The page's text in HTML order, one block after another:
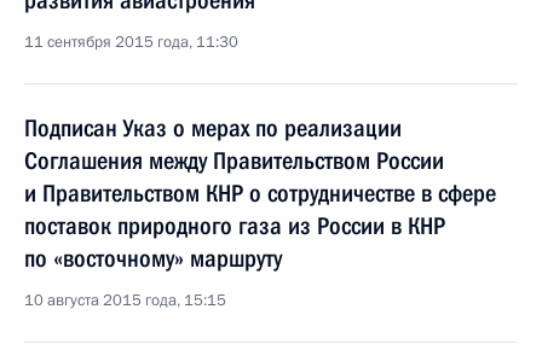
11 сентября 2015 года, 11:30
Подписан Указ о мерах по реализации
Соглашения между Правительством России
и Правительством КНР о сотрудничестве в сфере
поставок природного газа из России в КНР
по «восточному» маршруту
10 августа 2015 года, 15:15